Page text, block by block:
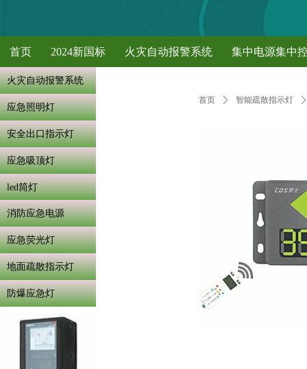
首页 2024新国标 火灾自动报警系统 集中电源集中
首页 ꄲ 智能疏散指示灯 ꄲ
火灾自动报警系统
应急照明灯
安全出口指示灯
应急吸顶灯
led筒灯
消防应急电源
应急荧光灯
地面疏散指示灯
防爆应急灯